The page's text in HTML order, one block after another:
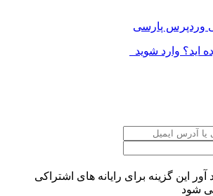
اید؟ وارد شوید
آور
این گزینه برای رایانه های اشتراکی
شود